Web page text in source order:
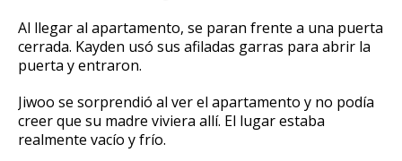
Al llegar al apartamento, se paran frente a una puerta
cerrada. Kayden usó sus afiladas garras para abrir la
puerta y entraron.
Jiwoo se sorprendió al ver el apartamento y no podía
creer que su madre viviera allí. El lugar estaba
realmente vacío y frío.